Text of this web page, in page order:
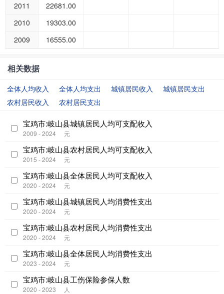
2011
22681.00
2010
19303.00
2009
16555.00
相关数据
全体人均收入 全体人均支出 城镇居民收入
城镇居民支出
农村居民收入
农村居民支出
宝鸡市:岐山县城镇居民人均可支配收入
2009 - 2024 元
宝鸡市:岐山县农村居民人均可支配收入
2015 - 2024 元
宝鸡市:岐山县全体居民人均可支配收入
2020 - 2024 元
宝鸡市:岐山县城镇居民人均消费性支出
2020 - 2024 元
宝鸡市:岐山县农村居民人均消费性支出
2020 - 2024 元
宝鸡市:岐山县全体居民人均消费性支出
2023 - 2024 元
宝鸡市:岐山县工伤保险参保人数
2020 - 2023 人